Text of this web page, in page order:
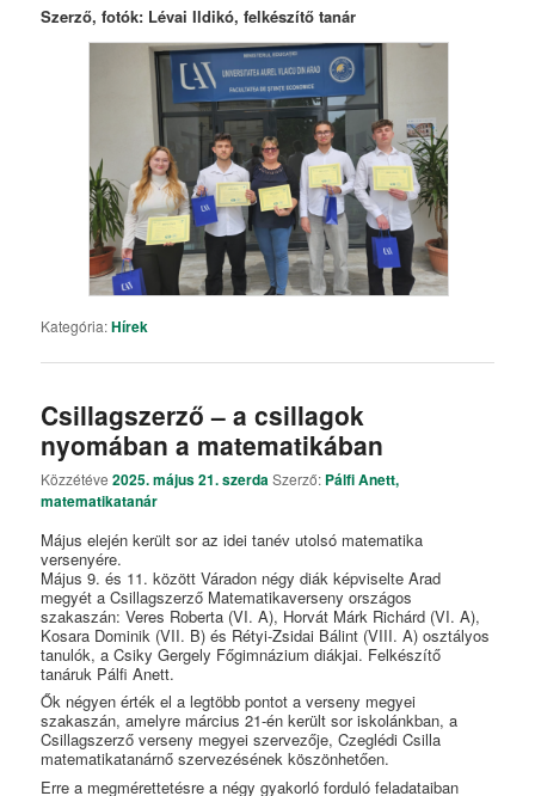
Szerző, fotók: Lévai Ildikó, felkészítő tanár
Kategória:Hírek
Csillagszerző – a csillagok
nyomában a matematikában
Közzétéve2025. május 21. szerdaSzerző: Pálfi Anett,
matematikatanár
Május elején került sor az idei tanév utolsó matematika
versenyére.
Május 9. és 11. között Váradon négy diák képviselte Arad
megyét a Csillagszerző Matematikaverseny országos
szakaszán: Veres Roberta (VI. A), Horvát Márk Richárd (VI. A),
Kosara Dominik (VII. B) és Rétyi-Zsidai Bálint (VIII. A) osztályos
tanulók, a Csiky Gergely Főgimnázium diákjai. Felkészítő
tanáruk Pálfi Anett.
Ők négyen érték el a legtöbb pontot a verseny megyei
szakaszán, amelyre március 21-én került sor iskolánkban, a
Csillagszerző verseny megyei szervezője, Czeglédi Csilla
matematikatanárnő szervezésének köszönhetően.
Erre a megmérettetésre a négy gyakorló forduló feladataiban